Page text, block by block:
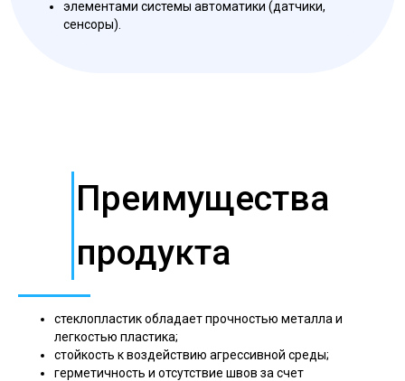
элементами системы автоматики (датчики,
сенсоры).
Преимущества
продукта
стеклопластик обладает прочностью металла и
легкостью пластика;
стойкость к воздействию агрессивной среды;
герметичность и отсутствие швов за счет